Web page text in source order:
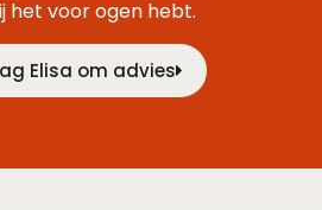
het voor ogen hebt.
Elisa om advies